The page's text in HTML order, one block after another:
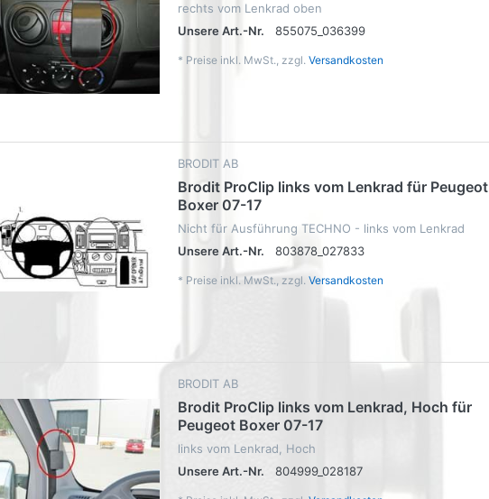
rechts vom Lenkrad oben
Unsere Art.-Nr.
855075_036399
* Preise inkl. MwSt., zzgl. Versandkosten
BRODIT AB
Brodit ProClip links vom Lenkrad für Peugeot
Boxer 07-17
Nicht für Ausführung TECHNO - links vom Lenkrad
Unsere Art.-Nr.
803878_027833
* Preise inkl. MwSt., zzgl. Versandkosten
BRODIT AB
Brodit ProClip links vom Lenkrad, Hoch für
Peugeot Boxer 07-17
links vom Lenkrad, Hoch
Unsere Art.-Nr.
804999_028187